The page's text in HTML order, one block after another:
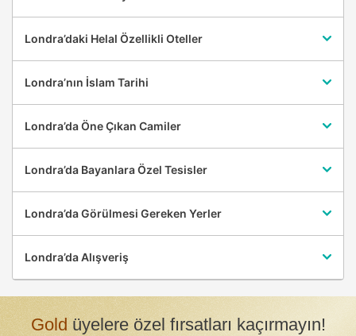
Londra’daki Helal Özellikli Oteller
Londra’nın İslam Tarihi
Londra’da Öne Çıkan Camiler
Londra’da Bayanlara Özel Tesisler
Londra’da Görülmesi Gereken Yerler
Londra’da Alışveriş
Goldüyelere özel fırsatları kaçırmayın!